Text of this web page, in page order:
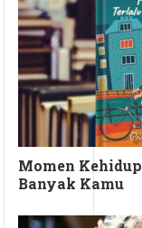
Momen
Banyak Kamu